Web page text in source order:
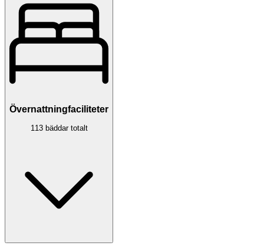
Övernattningfaciliteter
113 bäddar totalt